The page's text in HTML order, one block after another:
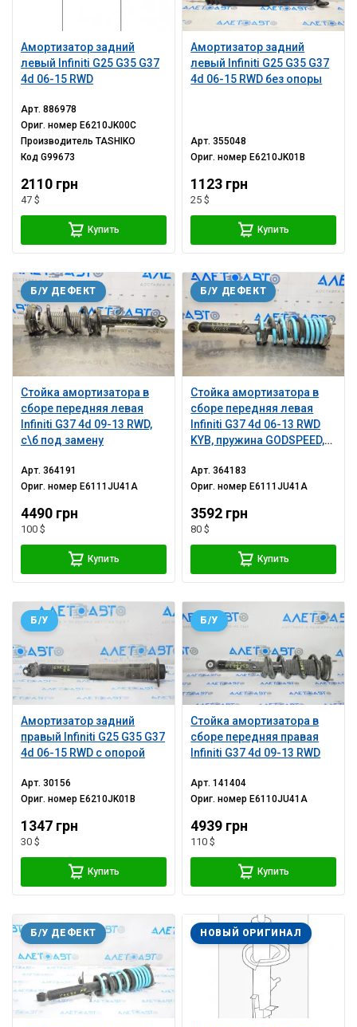
Амортизатор задний
левый Infiniti G25 G35 G37
4d 06-15 RWD
Арт.886978
Ориг. номерE6210JK00C
ПроизводительTASHIKO
КодG99673
2110 грн
47 $
Купить
Амортизатор задний
левый Infiniti G25 G35 G37
4d 06-15 RWD без опоры
Арт.355048
Ориг. номерE6210JK01B
1123 грн
25 $
Купить
Стойка амортизатора в
сборе передняя левая
Infiniti G37 4d 09-13 RWD,
с\б под замену
Б/У ДЕФЕКТ
Арт.364191
Ориг. номерE6111JU41A
4490 грн
100 $
Купить
Стойка амортизатора в
сборе передняя левая
Infiniti G37 4d 06-13 RWD
KYB, пружина GODSPEED,
микротрещины сб
Б/У ДЕФЕКТ
Арт.364183
Ориг. номерE6111JU41A
3592 грн
80 $
Купить
Амортизатор задний
правый Infiniti G25 G35 G37
4d 06-15 RWD с опорой
Б/У
Арт.30156
Ориг. номер E6210JK01B
1347 грн
30 $
Купить
Стойка амортизатора в
сборе передняя правая
Infiniti G37 4d 09-13 RWD
Б/У
Арт.141404
Ориг. номер E6110JU41A
4939 грн
110 $
Купить
Б/У ДЕФЕКТ НОВЫЙ ОРИГИНАЛ